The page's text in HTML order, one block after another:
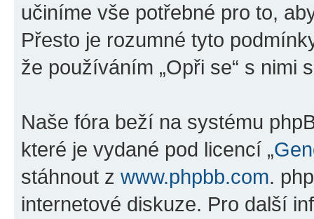
učiníme vše potřebné pro to,
Přesto je rozumné tyto
že používáním „Opři se“ s nimi
Naše fóra beží na systému
které je vydané pod licencí „
stáhnout z www.phpbb.com.
internetové diskuze. Pro další